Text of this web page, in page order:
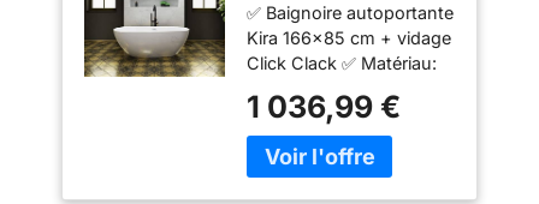
glamour + siphon
Click clack.
Baignoire
autoportante
acrylique modern
✅ Baignoire autoportante
Kira 166x85 cm + vidage
Click Clack ✅ Matériau:
renfort en fibre de verre,
facile d'entretien, ne
jaunit pas, capacité de
1 036,99 €